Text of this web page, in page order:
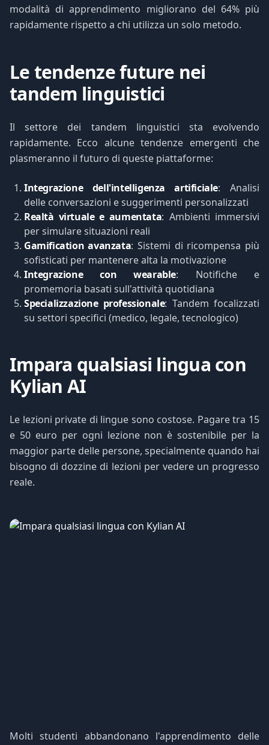
modalità di apprendimento migliorano del 64% più
rapidamente rispetto a chi utilizza un solo metodo.
Le tendenze future nei
tandem linguistici
Il settore dei tandem linguistici sta evolvendo
rapidamente. Ecco alcune tendenze emergenti che
plasmeranno il futuro di queste piattaforme:
Integrazione dell'intelligenza artificiale: Analisi
delle conversazioni e suggerimenti personalizzati
Realtà virtuale e aumentata: Ambienti immersivi
per simulare situazioni reali
Gamification avanzata: Sistemi di ricompensa più
sofisticati per mantenere alta la motivazione
Integrazione con wearable: Notifiche e
promemoria basati sull'attività quotidiana
Specializzazione professionale: Tandem focalizzati
su settori specifici (medico, legale, tecnologico)
Impara qualsiasi lingua con
Kylian AI
Le lezioni private di lingue sono costose. Pagare tra 15
e 50 euro per ogni lezione non è sostenibile per la
maggior parte delle persone, specialmente quando hai
bisogno di dozzine di lezioni per vedere un progresso
reale.
Molti studenti abbandonano l'apprendimento delle